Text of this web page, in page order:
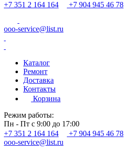
+7 351 2 164 164
+7 904 945 46 78
ooo-service@list.ru
Каталог
Ремонт
Доставка
Контакты
Корзина
Режим работы:
Пн - Пт с 9:00 до 17:00
+7 351 2 164 164
+7 904 945 46 78
ooo-service@list.ru